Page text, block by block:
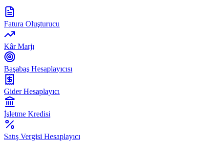
Fatura Oluşturucu
Kâr Marjı
Başabaş Hesaplayıcısı
Gider Hesaplayıcı
İşletme Kredisi
Satış Vergisi Hesaplayıcı